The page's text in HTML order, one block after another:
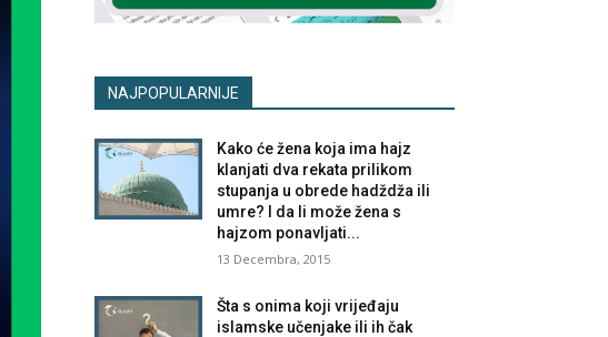
NAJPOPULARNIJE
Kako će žena koja ima hajz
klanjati dva rekata prilikom
stupanja u obrede hadždža ili
umre? I da li može žena s
hajzom ponavljati...
13 Decembra, 2015
Šta s onima koji vrijeđaju
islamske učenjake ili ih čak